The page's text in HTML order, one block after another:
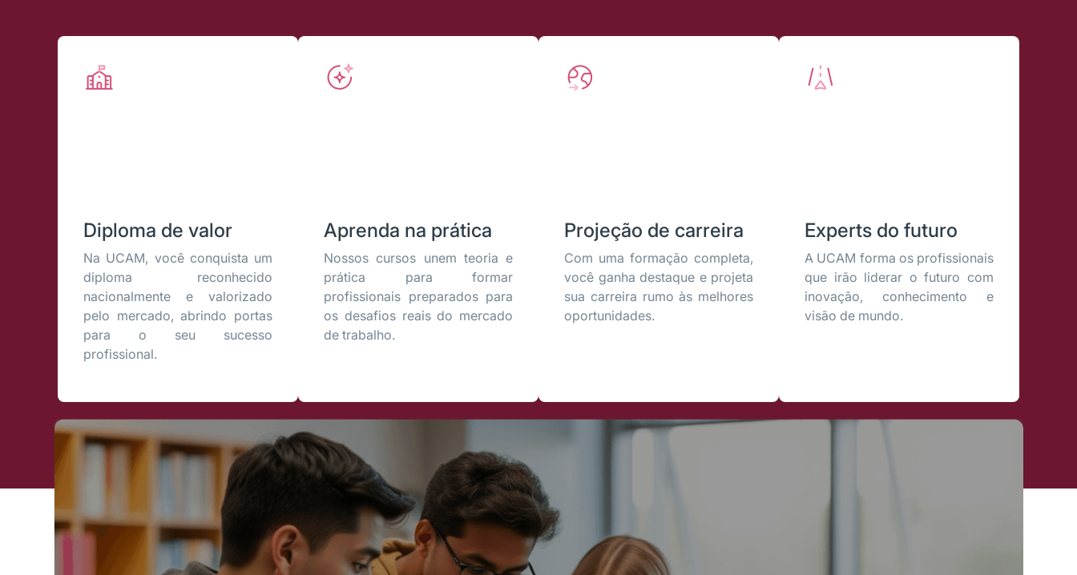
Diploma de valor
Na UCAM, você conquista um
diploma reconhecido
nacionalmente e valorizado
pelo mercado, abrindo portas
para o seu sucesso
profissional.
Aprenda na prática
Nossos cursos unem teoria e
prática para formar
profissionais preparados para
os desafios reais do mercado
de trabalho.
Projeção de carreira
Com uma formação completa,
você ganha destaque e projeta
sua carreira rumo às melhores
oportunidades.
Experts do futuro
A UCAM forma os profissionais
que irão liderar o futuro com
inovação, conhecimento e
visão de mundo.